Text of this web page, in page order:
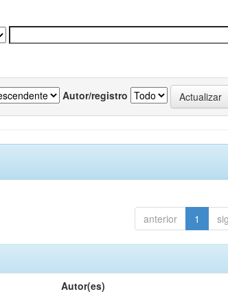
Autor/registro
anterior 1
Autor(es)